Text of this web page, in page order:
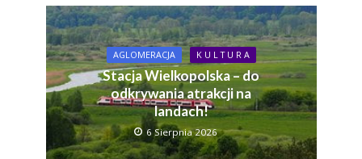
AGLOMERACJA K U L T U R A
Stacja Wielkopolska – do
odkrywania atrakcji na
landach!
6 Sierpnia 2026